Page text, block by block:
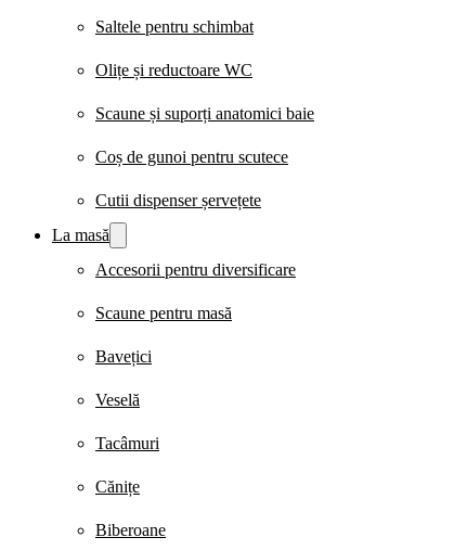
Saltele pentru schimbat
Olițe și reductoare WC
Scaune și suporți anatomici baie
Coș de gunoi pentru scutece
Cutii dispenser șervețete
La masă
Accesorii pentru diversificare
Scaune pentru masă
Bavețici
Veselă
Tacâmuri
Cănițe
Biberoane